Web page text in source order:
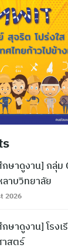
ษาดูงาน] กลุ่ม
าบวิทยาลัย
2026
ษาดูงาน] โรง
สตร์